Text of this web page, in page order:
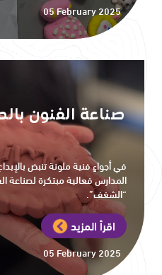
05 February 2025
صناعة الفنون
في أجواءٍ فنية ملونة تنبض
المدارس فعالية مبتكرة
“الشغف”.
اقرأ المزيد
05 February 2025